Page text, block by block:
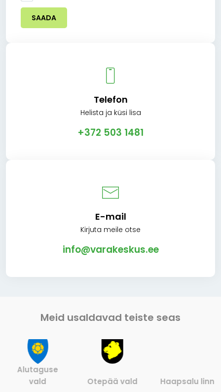
SAADA
Telefon
Helista ja küsi lisa
+372 503 1481
E-mail
Kirjuta meile otse
info@varakeskus.ee
Meid usaldavad teiste seas
Alutaguse
vald
Otepää vald Haapsalu linn